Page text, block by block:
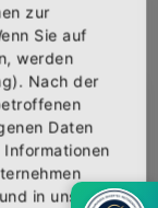
neue
für
zur
Sie auf
werden
Nach der
Daten
in unserer